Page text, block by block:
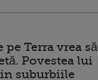
Terra vrea să
Povestea lui
suburbiile